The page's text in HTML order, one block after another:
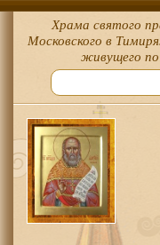
Храма святого
Московского в
живущего